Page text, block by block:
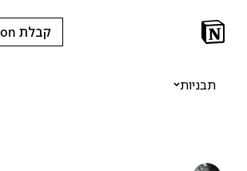
קבלת Notion בחינם
תבניות